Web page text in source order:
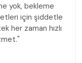
yok, bekleme
için şiddetle
her zaman hızlı